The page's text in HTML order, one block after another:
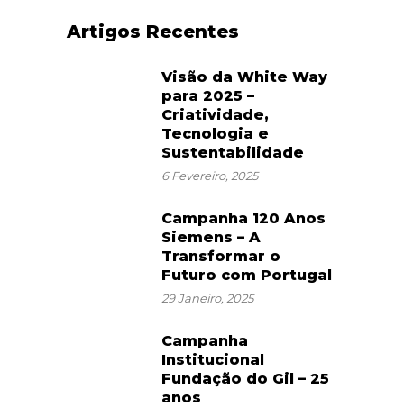
Artigos Recentes
Visão da White Way
para 2025 –
Criatividade,
Tecnologia e
Sustentabilidade
6 Fevereiro, 2025
Campanha 120 Anos
Siemens – A
Transformar o
Futuro com Portugal
29 Janeiro, 2025
Campanha
Institucional
Fundação do Gil – 25
anos